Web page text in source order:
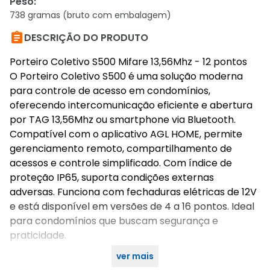
738 gramas (bruto com embalagem)
DESCRIÇÃO DO PRODUTO
Porteiro Coletivo S500 Mifare 13,56Mhz - 12 pontos
O Porteiro Coletivo S500 é uma solução moderna
para controle de acesso em condomínios,
oferecendo intercomunicação eficiente e abertura
por TAG 13,56Mhz ou smartphone via Bluetooth.
Compatível com o aplicativo AGL HOME, permite
gerenciamento remoto, compartilhamento de
acessos e controle simplificado. Com índice de
proteção IP65, suporta condições externas
adversas. Funciona com fechaduras elétricas de 12V
e está disponível em versões de 4 a 16 pontos. Ideal
para condomínios que buscam segurança e
praticidade.
ver mais